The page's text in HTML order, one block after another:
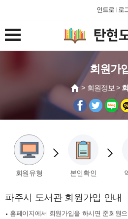
인트로 로
회원가
> 회원정보 >
회원유형 본인확인
파주시 도서관 회원가입 안내
홈페이지에서 회원가입을 하시면 준회원